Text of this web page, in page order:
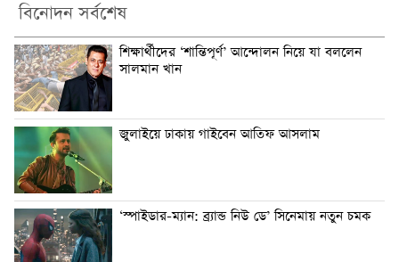
বিনোদন সর্বশেষ
শিক্ষার্থীদের ‘শান্তিপূর্ণ’ আন্দোলন নিয়ে যা বললেন
সালমান খান
জুলাইয়ে ঢাকায় গাইবেন আতিফ আসলাম
‘স্পাইডার-ম্যান: ব্র্যান্ড নিউ ডে’ সিনেমায় নতুন চমক